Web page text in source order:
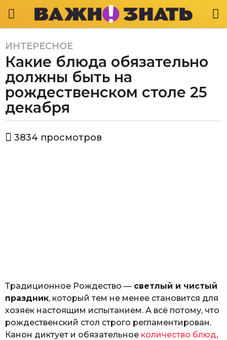
3
г
д
а
a
o
3
ИНТЕРЕСНОЕ
Какие блюда обязательно
должны быть на
рождественском столе 25
декабря
в
3834 просмотров
Традиционное Рождество — светлый и чистый
праздник, который тем не менее становится для
хозяек настоящим испытанием. А всё потому, что
рождественский стол строго регламентирован.
Канон диктует и обязательное количество блюд,